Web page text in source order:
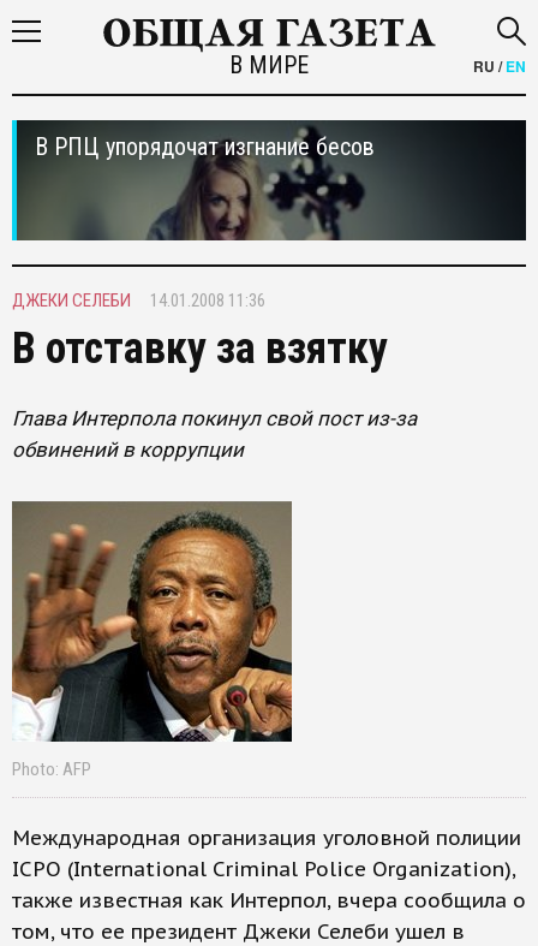
В МИРЕ RU /EN
В РПЦ упорядочат изгнание бесов
ДЖЕКИ СЕЛЕБИ 14.01.2008 11:36
В отставку за взятку
Глава Интерпола покинул свой пост из-за
обвинений в коррупции
Photo: AFP
Международная организация уголовной полиции
ICPO (International Criminal Police Organization),
также известная как Интерпол, вчера сообщила о
том, что ее президент Джеки Селеби ушел в